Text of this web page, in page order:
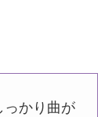
っかり曲が